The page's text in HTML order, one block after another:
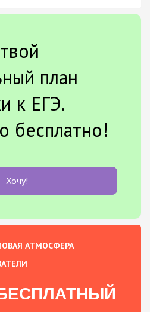
план
к ЕГЭ.
бесплатно!
Хочу!
АТМОСФЕРА